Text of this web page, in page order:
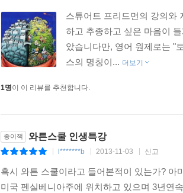
스튜어트 프리드먼의 강의와
하고 추종하고 싶은 마음이
았습니다만, 영어 원제로는 "
스의 명칭이... 더보기
1명이 이 리뷰를 추천합니다.
종이책 와튼스쿨 인생특강
l*******b 2013-11-03 신고
혹시 와튼 스쿨이라고 들어본적이 있는가?
미국 펜실베니아주에 위치하고 있으며 3년연